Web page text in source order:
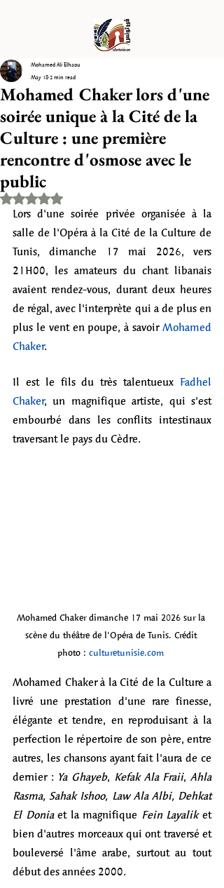
Mohamed Chaker lors d'une
soirée unique à la Cité de la
Culture : une première
rencontre d'osmose avec le
public
Mohamed Ali Elhaou
May 182 min read
Rated NaN out of 5 stars.
Lors d'une soirée privée organisée à la
salle de l'Opéra à la Cité de la Culture de
Tunis, dimanche 17 mai 2026, vers
21H00, les amateurs du chant libanais
avaient rendez-vous, durant deux heures
de régal, avec l'interprète qui a de plus en
plus le vent en poupe, à savoir Mohamed
Chaker.
Il est le fils du très talentueux Fadhel
Chaker, un magnifique artiste, qui s'est
embourbé dans les conflits intestinaux
traversant le pays du Cèdre.
Mohamed Chaker dimanche 17 mai 2026 sur la
scène du théâtre de l'Opéra de Tunis. Crédit
photo : culturetunisie.com
Mohamed Chaker à la Cité de la Culture a
livré une prestation d'une rare finesse,
élégante et tendre, en reproduisant à la
perfection le répertoire de son père, entre
autres, les chansons ayant fait l'aura de ce
dernier : Ya Ghayeb, Kefak Ala Fraii, Ahla
Rasma, Sahak Ishoo, Law Ala Albi, Dehkat
El Donia et la magnifique Fein Layalik et
bien d'autres morceaux qui ont traversé et
bouleversé l'âme arabe, surtout au tout
début des années 2000.